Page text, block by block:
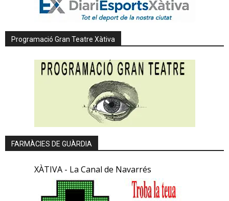
Programació Gran Teatre Xàtiva
FARMÀCIES DE GUÀRDIA
XÀTIVA - La Canal de Navarrés